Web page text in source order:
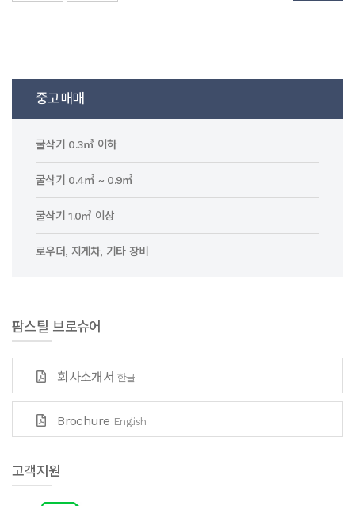
중고매매
굴삭기 0.3㎥ 이하
굴삭기 0.4㎥ ~ 0.9㎥
굴삭기 1.0㎥ 이상
로우더, 지게차, 기타 장비
팜스틸 브로슈어
회사소개서한글
Brochure English
고객지원